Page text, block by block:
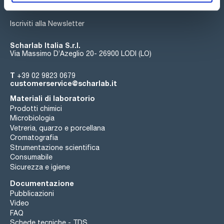
Iscriviti alla Newsletter
Scharlab Italia S.r.l.
Via Massimo D’Azeglio 20- 26900 LODI (LO)
T +39 02 9823 0679
customerservice@scharlab.it
Materiali di laboratorio
Prodotti chimici
Microbiologia
Vetreria, quarzo e porcellana
Cromatografia
Strumentazione scientifica
Consumabile
Sicurezza e igiene
Documentazione
Pubblicazioni
Video
FAQ